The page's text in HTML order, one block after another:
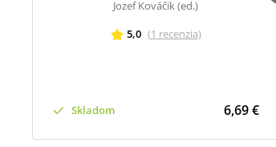
Jozef Kováčik (ed.)
5,0 (1 recenzia)
Skladom 6,69 €